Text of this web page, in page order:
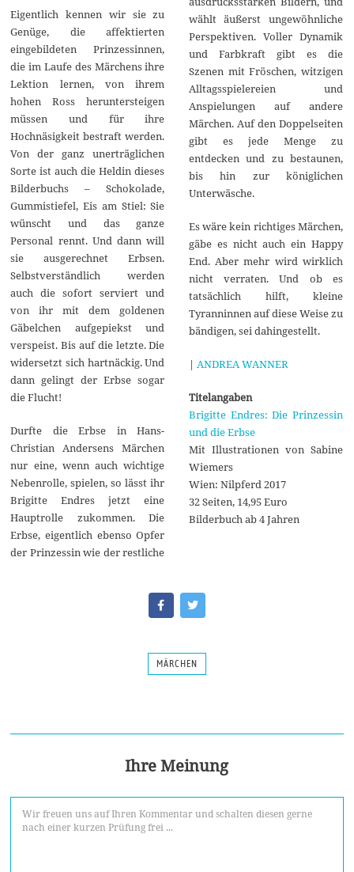
Eigentlich kennen wir sie zu
Genüge, die affektierten
eingebildeten Prinzessinnen,
die im Laufe des Märchens ihre
Lektion lernen, von ihrem
hohen Ross heruntersteigen
müssen und für ihre
Hochnäsigkeit bestraft werden.
Von der ganz unerträglichen
Sorte ist auch die Heldin dieses
Bilderbuchs – Schokolade,
Gummistiefel, Eis am Stiel: Sie
wünscht und das ganze
Personal rennt. Und dann will
sie ausgerechnet Erbsen.
Selbstverständlich werden
auch die sofort serviert und
von ihr mit dem goldenen
Gäbelchen aufgepiekst und
verspeist. Bis auf die letzte. Die
widersetzt sich hartnäckig. Und
dann gelingt der Erbse sogar
die Flucht!
Durfte die Erbse in Hans-
Christian Andersens Märchen
nur eine, wenn auch wichtige
Nebenrolle, spielen, so lässt ihr
Brigitte Endres jetzt eine
Hauptrolle zukommen. Die
Erbse, eigentlich ebenso Opfer
der Prinzessin wie der restliche
wählt äußerst ungewöhnliche
Perspektiven. Voller Dynamik
und Farbkraft gibt es die
Szenen mit Fröschen, witzigen
Alltagsspielereien und
Anspielungen auf andere
Märchen. Auf den Doppelseiten
gibt es jede Menge zu
entdecken und zu bestaunen,
bis hin zur königlichen
Unterwäsche.
Es wäre kein richtiges Märchen,
gäbe es nicht auch ein Happy
End. Aber mehr wird wirklich
nicht verraten. Und ob es
tatsächlich hilft, kleine
Tyranninnen auf diese Weise zu
bändigen, sei dahingestellt.
| ANDREA WANNER
Titelangaben
Brigitte Endres: Die Prinzessin
und die Erbse
Mit Illustrationen von Sabine
Wiemers
Wien: Nilpferd 2017
32 Seiten, 14,95 Euro
Bilderbuch ab 4 Jahren
MÄRCHEN
Ihre Meinung